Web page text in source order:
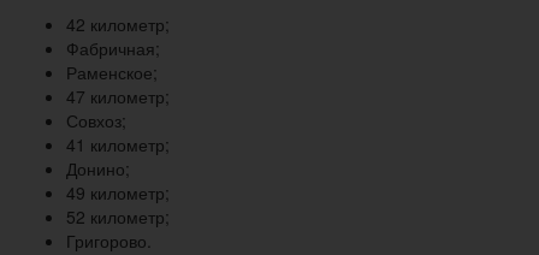
42 километр;
Фабричная;
Раменское;
47 километр;
Совхоз;
41 километр;
Донино;
49 километр;
52 километр;
Григорово.